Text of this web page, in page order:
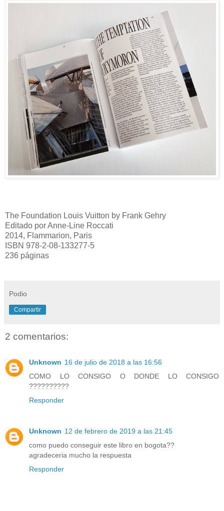
The Foundation Louis Vuitton by Frank Gehry
Editado por Anne-Line Roccati
2014, Flammarion, Paris
ISBN 978-2-08-133277-5
236 páginas
Podio
Compartir
2 comentarios:
Unknown 16 de julio de 2018 a las 16:56
COMO LO CONSIGO O DONDE LO CONSIGO
??????????
Responder
Unknown 12 de febrero de 2019 a las 21:45
como puedo conseguir este libro en bogota??
agradeceria mucho la respuesta
Responder